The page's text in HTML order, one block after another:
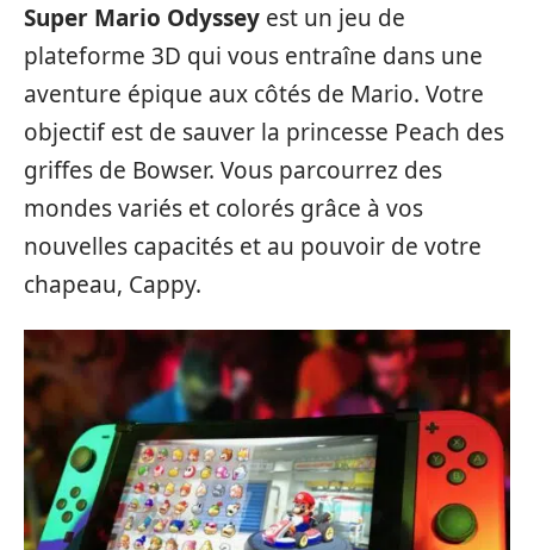
Super Mario Odyssey est un jeu de
plateforme 3D qui vous entraîne dans une
aventure épique aux côtés de Mario. Votre
objectif est de sauver la princesse Peach des
griffes de Bowser. Vous parcourrez des
mondes variés et colorés grâce à vos
nouvelles capacités et au pouvoir de votre
chapeau, Cappy.